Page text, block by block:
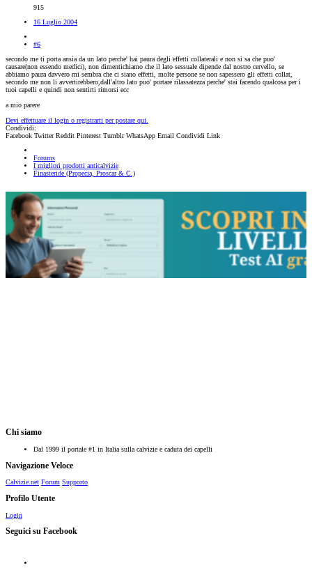
915
16 Luglio 2004
#6
secondo me ti porta ansia da un lato perche' hai paura degli effetti collaterali e non si sa che puo'
causare(non essendo medici), non dimentichiamo che il lato sessuale dipende dal nostro cervello, se
abbiamo paura davvero mi sembra che ci siano effetti, molte persone se non sapessero gli effetti collat,
secondo me non li avvertirebbero,dall'altro lato puo' portare rilassatezza perche' stai facendo qualcosa per i
tuoi capelli e quindi non sentirti rimorsi ecc
a mio parere
Devi effettuare il login o registrarti per postare qui.
Condividi:
Facebook Twitter Reddit Pinterest Tumblr WhatsApp Email Condividi Link
Forums
I migliori prodotti anticalvizie
Finasteride (Propecia, Proscar & C.)
Chi siamo
Dal 1999 il portale #1 in Italia sulla calvizie e caduta dei capelli
Navigazione Veloce
Calvizie.net Forum Supporto
Profilo Utente
Login
Seguici su Facebook